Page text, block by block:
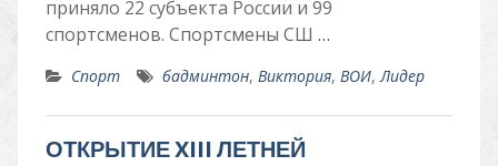
приняло 22 субъекта России и 99
спортсменов. Спортсмены СШ …
Спорт бадминтон, Виктория, ВОИ, Лидер
ОТКРЫТИЕ XIII ЛЕТНЕЙ